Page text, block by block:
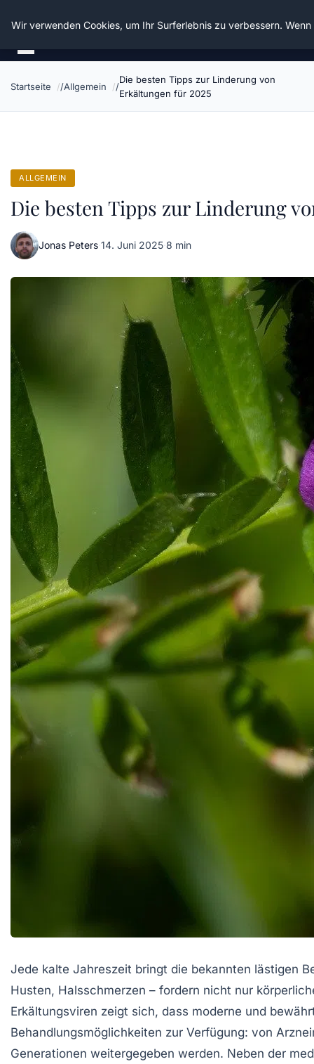
Die Schnitter
Startseite Allgemein
Die besten Tipps zur Linderung von
Erkältungen für 2025
ALLGEMEIN
Die besten Tipps zur Linderung
Jonas Peters·14. Juni 2025·8 min
Jede kalte Jahreszeit bringt die bekannten lästigen
Husten, Halsschmerzen – fordern nicht nur
Erkältungsviren zeigt sich, dass moderne und
Behandlungsmöglichkeiten zur Verfügung: von
Generationen weitergegeben werden. Neben der
Wir verwenden Cookies, um Ihr Surferlebnis zu verbessern.